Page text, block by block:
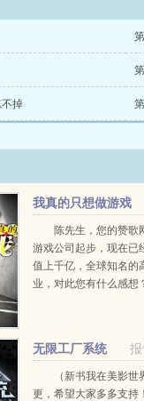
不掉
我真的只想做游戏
陈先生，您的赞歌
游戏公司起步，现在已
值上千亿，全球知名的
业，对此您有什么感想
的陈先生满脸苦恼。...
无限工厂系统
（新书我在美影世
更，希望大家多多支持